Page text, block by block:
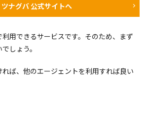
ツナグバ 公式サイトへ
用できるサービスです。 そのため、まず
しょう。
ば、他のエージェントを利用すれば良い